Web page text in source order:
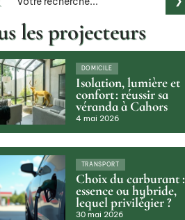
les projecteurs
DOMICILE
Isolation, lumière et
confort : réussir sa
véranda à Cahors
4 mai 2026
TRANSPORT
Choix du carburant :
essence ou hybride,
lequel privilégier ?
30 mai 2026